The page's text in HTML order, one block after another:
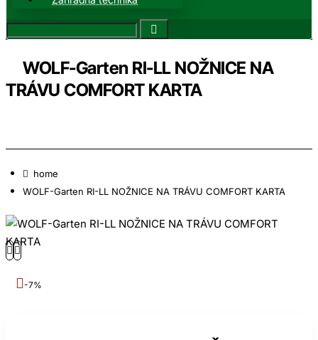
WOLF-Garten RI-LL NOŽNICE NA
TRÁVU COMFORT KARTA
home
WOLF-Garten RI-LL NOŽNICE NA TRÁVU COMFORT KARTA
-7%